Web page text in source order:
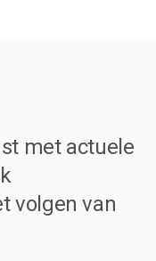
met actuele
volgen van